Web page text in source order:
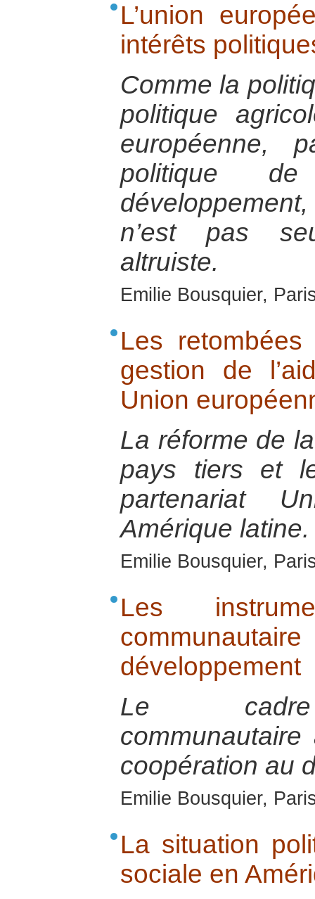
L’union
intérêts
Comme la
politique
politique
n’est pas
altruiste.
Emilie Bousquier,
Les
gestion de
Union
La réforme de
pays tiers et
partenariat
Amérique latine.
Emilie Bousquier,
Les
développement
Le cadre
coopération au
Emilie Bousquier,
La situation
sociale en